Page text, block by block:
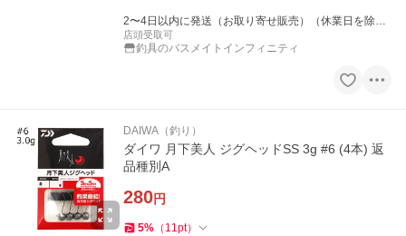
2〜4日以内に発送（お取り寄せ販売）（休業日を除
く）
店頭受取可
釣具のバスメイトインフィニティ
DAIWA（釣り）
ダイワ 月下美人 ジグヘッドSS 3g #6 (4本) 返
品種別A
280円
5% （ 11pt）